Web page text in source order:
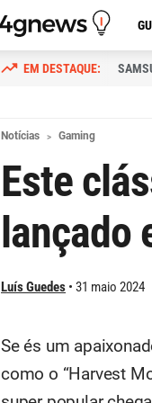
Notícias Gaming
Este
lançado
Luís Guedes 31 maio 2024
Se és um
como o “Harvest